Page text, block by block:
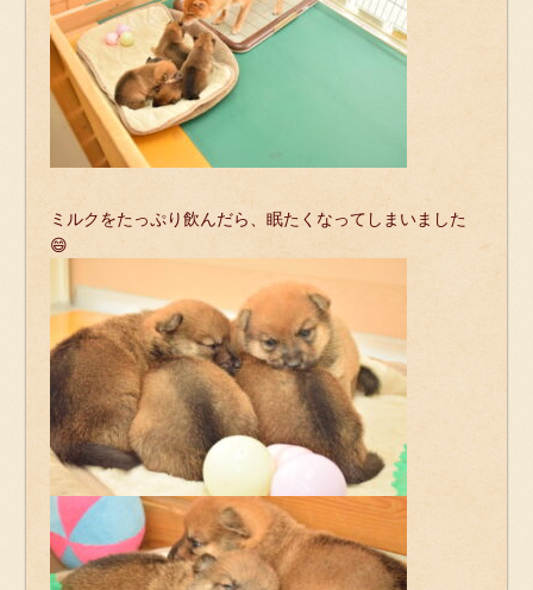
ミルクをたっぷり飲んだら、眠たくなってしまいました
😄